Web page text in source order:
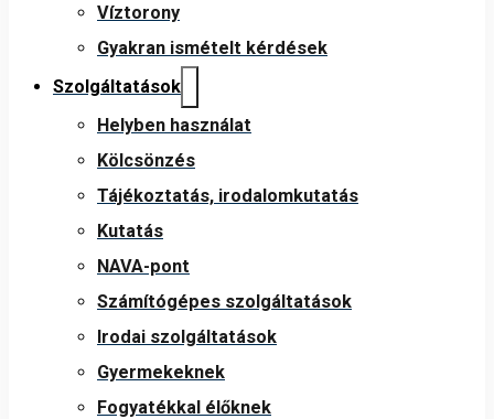
Víztorony
Gyakran ismételt kérdések
Szolgáltatások
Helyben használat
Kölcsönzés
Tájékoztatás, irodalomkutatás
Kutatás
NAVA-pont
Számítógépes szolgáltatások
Irodai szolgáltatások
Gyermekeknek
Fogyatékkal élőknek